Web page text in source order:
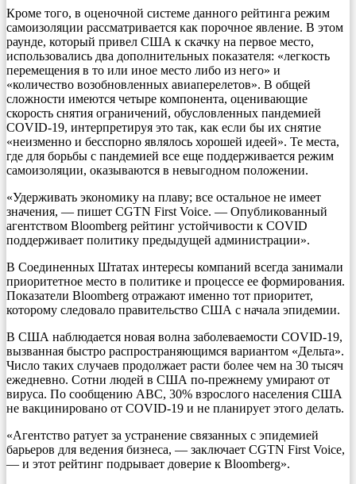
Кроме того, в оценочной системе данного рейтинга режим
самоизоляции рассматривается как порочное явление. В этом
раунде, который привел США к скачку на первое место,
использовались два дополнительных показателя: «легкость
перемещения в то или иное место либо из него» и
«количество возобновленных авиаперелетов». В общей
сложности имеются четыре компонента, оценивающие
скорость снятия ограничений, обусловленных пандемией
COVID-19, интерпретируя это так, как если бы их снятие
«неизменно и бесспорно являлось хорошей идеей». Те места,
где для борьбы с пандемией все еще поддерживается режим
самоизоляции, оказываются в невыгодном положении.
«Удерживать экономику на плаву; все остальное не имеет
значения, — пишет CGTN First Voice. — Опубликованный
агентством Bloomberg рейтинг устойчивости к COVID
поддерживает политику предыдущей администрации».
В Соединенных Штатах интересы компаний всегда занимали
приоритетное место в политике и процессе ее формирования.
Показатели Bloomberg отражают именно тот приоритет,
которому следовало правительство США с начала эпидемии.
В США наблюдается новая волна заболеваемости COVID-19,
вызванная быстро распространяющимся вариантом «Дельта».
Число таких случаев продолжает расти более чем на 30 тысяч
ежедневно. Сотни людей в США по-прежнему умирают от
вируса. По сообщению ABC, 30% взрослого населения США
не вакцинировано от COVID-19 и не планирует этого делать.
«Агентство ратует за устранение связанных с эпидемией
барьеров для ведения бизнеса, — заключает CGTN First Voice,
— и этот рейтинг подрывает доверие к Bloomberg».